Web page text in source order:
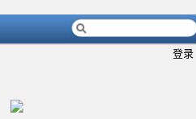
登录